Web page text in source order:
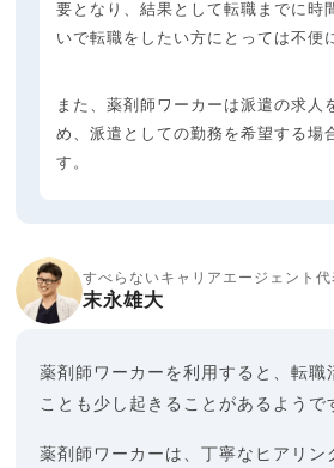
要となり、結果として転職までに時
いで転職をしたい方にとっては不便
また、薬剤師ワーカーは派遣の求人
め、派遣としての勤務を希望する場
す。
すべらないキャリアエージェント代
末永雄大
薬剤師ワーカーを利用すると、転職
ことも少し起きることがあるようで
薬剤師ワーカーは、丁寧なヒアリン